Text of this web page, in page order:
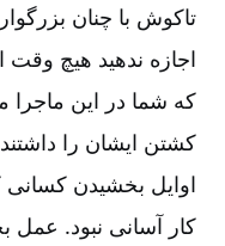
تاکوش با چنان
اجازه ندهید هیچ
که شما در این ماجرا
کشتن ایشان را
اوایل بخشیدن کسانی
کار آسانی نبود.